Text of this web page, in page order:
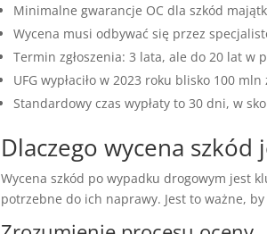
Minimalne gwarancje OC dla szkód
Wycena musi odbywać się przez
Termin zgłoszenia: 3 lata, ale do 20 lat w
UFG wypłaciło w 2023 roku blisko 100
Standardowy czas wypłaty to 30 dni, w
Dlaczego wycena
Wycena szkód po wypadku drogowym jest
potrzebne do ich naprawy. Jest to ważne,